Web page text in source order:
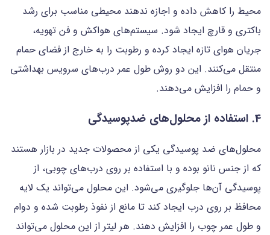
محیط را کاهش داده و اجازه ندهند محیطی مناسب برای رشد
باکتری و قارچ ایجاد شود. سیستم‌های هواکش و فن تهویه،
جریان هوای تازه ایجاد کرده و رطوبت را به خارج از فضای حمام
منتقل می‌کنند. این دو روش طول عمر درب‌های سرویس بهداشتی
و حمام را افزایش می‌دهند.
4. استفاده از محلول‌های ضدپوسیدگی
محلول‌های ضد پوسیدگی یکی از محصولات جدید در بازار هستند
که از جنس نانو بوده و با استفاده بر روی درب‌های چوبی، از
پوسیدگی آن‌ها جلوگیری می‌شود. این محلول می‌تواند یک لایه
محافظ بر روی درب ایجاد کند تا مانع از نفوذ رطوبت شده و دوام
و طول عمر چوب را افزایش دهند. هر لیتر از این محلول می‌تواند